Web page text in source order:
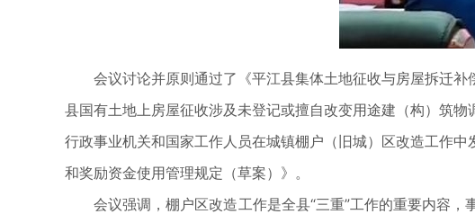
会议讨论并原则通过了《平江县集体土地征收与房屋拆迁
县国有土地上房屋征收涉及未登记或擅自改变用途建（构）筑
行政事业机关和国家工作人员在城镇棚户（旧城）区改造工作
和奖励资金使用管理规定（草案）》。
会议强调，棚户区改造工作是全县“三重”工作的重要内容